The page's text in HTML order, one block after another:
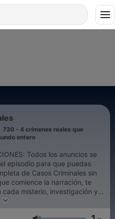
730 - 4 crímenes reales que
entero
Todos los anuncios se
episodio para que puedas
de Casos Criminales sin
comience la narración, te
misterio, investigación y
que rompa la tensión del